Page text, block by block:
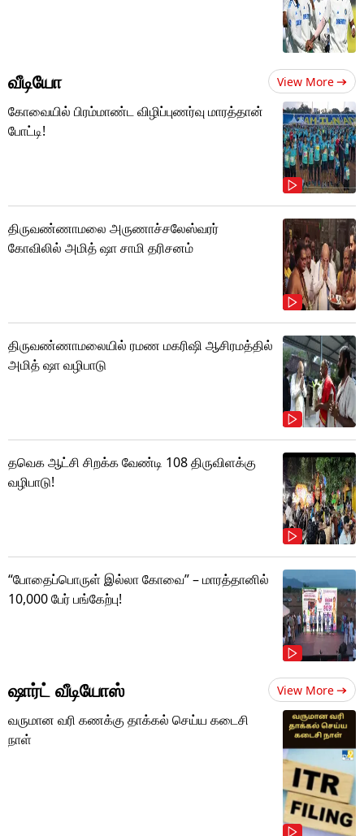
வீடியோ View More
கோவையில் பிரம்மாண்ட விழிப்புணர்வு மாரத்தான்
போட்டி!
திருவண்ணாமலை அருணாச்சலேஸ்வரர்
கோவிலில் அமித் ஷா சாமி தரிசனம்
திருவண்ணாமலையில் ரமண மகரிஷி ஆசிரமத்தில்
அமித் ஷா வழிபாடு
தவெக ஆட்சி சிறக்க வேண்டி 108 திருவிளக்கு
வழிபாடு!
“போதைப்பொருள் இல்லா கோவை” – மாரத்தானில்
10,000 பேர் பங்கேற்பு!
ஷார்ட் வீடியோஸ் View More
வருமான வரி கணக்கு தாக்கல் செய்ய கடைசி
நாள்